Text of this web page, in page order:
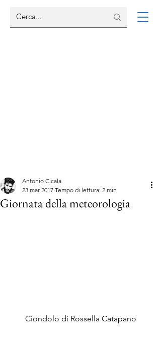
Giornata della meteorologia
Antonio Cicala
23 mar 2017 Tempo di lettura: 2 min
Ciondolo di Rossella Catapano